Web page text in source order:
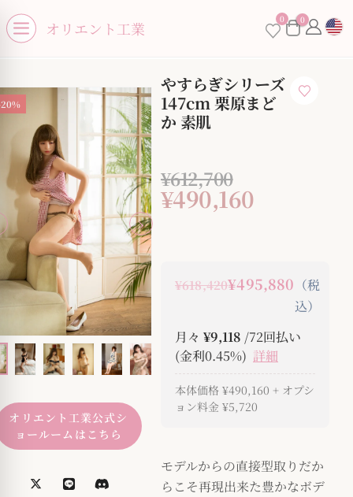
Open menu
オリエント工業 0 0×
お買い物カゴに商品がありません。
menu
オリエント工業公式シ
ョールームはこちら
やすらぎシリーズ
147cm 栗原まど
か 素肌
¥612,700
¥490,160
¥618,420¥495,880 （税
込）
月々 ¥9,118 /72回払い
(金利0.45%) 詳細
本体価格 ¥490,160 + オプシ
ョン料金 ¥5,720
モデルからの直接型取りだか
らこそ再現出来た豊かなボデ